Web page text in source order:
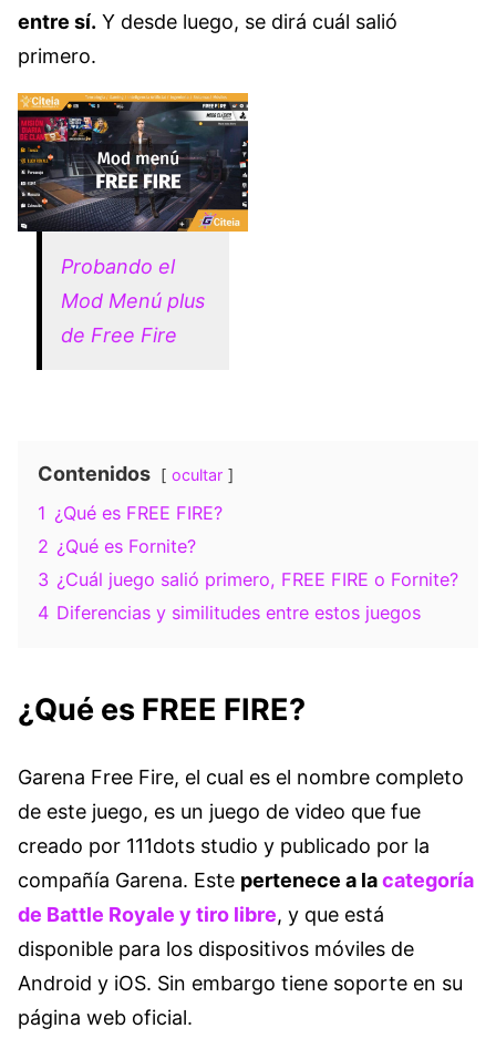
entre sí. Y desde luego, se dirá cuál salió
primero.
Probando el
Mod Menú plus
de Free Fire
Contenidos ocultar
1 ¿Qué es FREE FIRE?
2 ¿Qué es Fornite?
3 ¿Cuál juego salió primero, FREE FIRE o Fornite?
4 Diferencias y similitudes entre estos juegos
¿Qué es FREE FIRE?
Garena Free Fire, el cual es el nombre completo
de este juego, es un juego de video que fue
creado por 111dots studio y publicado por la
compañía Garena. Este pertenece a lacategoría
de Battle Royale y tiro libre, y que está
disponible para los dispositivos móviles de
Android y iOS. Sin embargo tiene soporte en su
página web oficial.